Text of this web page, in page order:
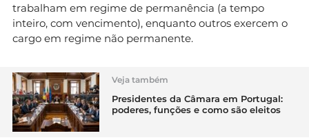
trabalham em regime de permanência (a tempo
inteiro, com vencimento), enquanto outros exercem o
cargo em regime não permanente.
Veja também
Presidentes da Câmara em Portugal:
poderes, funções e como são eleitos